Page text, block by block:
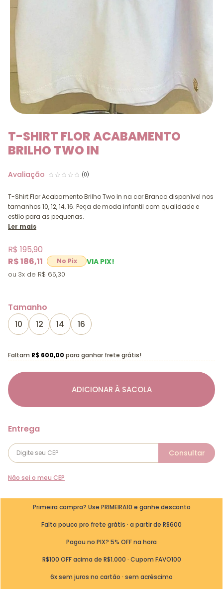
T-SHIRT FLOR ACABAMENTO
BRILHO TWO IN
(0)
T-Shirt Flor Acabamento Brilho Two In na cor Branco disponível nos
tamanhos 10, 12, 14, 16. Peça de moda infantil com qualidade e
estilo para as pequenas.
Ler mais
R$ 186,11 VIA PIX!
R$ 195,90
3x R$ 65,30
Tamanho
10
12 14 16
ADICIONAR À SACOLA
Faltam R$ 600,00 para ganhar frete grátis!
Não sei o meu CEP
Primeira compra? Use PRIMEIRA10 e ganhe desconto
Falta pouco pro frete grátis · a partir de R$600
Pagou no PIX? 5% OFF na hora
R$100 OFF acima de R$1.000 · Cupom FAVO100
6x sem juros no cartão · sem acréscimo